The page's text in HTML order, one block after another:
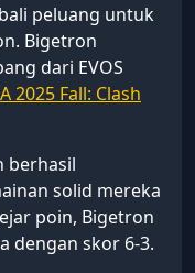
peluang untuk
Bigetron
dari EVOS
2025 Fall: Clash
berhasil
solid mereka
poin, Bigetron
dengan skor 6-3.